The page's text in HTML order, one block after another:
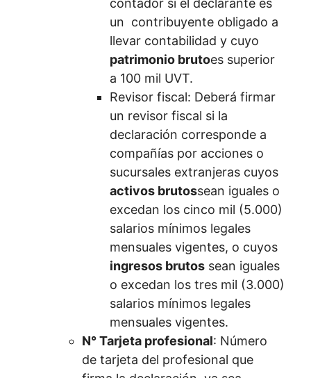
un contribuyente obligado a
llevar contabilidad y cuyo
patrimonio brutoes superior
a 100 mil UVT.
Revisor fiscal: Deberá firmar
un revisor fiscal si la
declaración corresponde a
compañías por acciones o
sucursales extranjeras cuyos
activos brutossean iguales o
excedan los cinco mil (5.000)
salarios mínimos legales
mensuales vigentes, o cuyos
ingresos brutos sean iguales
o excedan los tres mil (3.000)
salarios mínimos legales
mensuales vigentes.
N° Tarjeta profesional: Número
de tarjeta del profesional que